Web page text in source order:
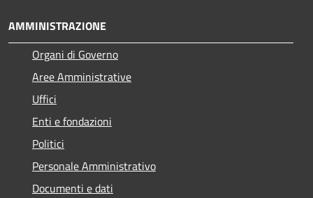
AMMINISTRAZIONE
Organi di Governo
Aree Amministrative
Uffici
Enti e fondazioni
Politici
Personale Amministrativo
Documenti e dati